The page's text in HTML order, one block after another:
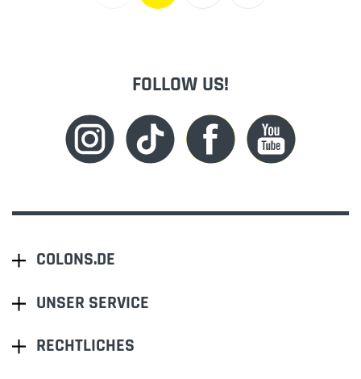
FOLLOW US!
COLONS.DE
UNSER SERVICE
RECHTLICHES